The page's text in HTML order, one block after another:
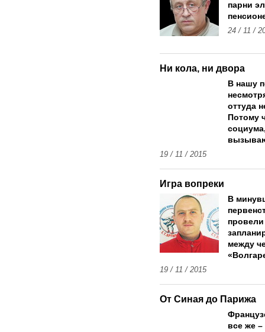
парни
24 / 11 /
Ни кола, ни двора
В нашу
оттуда
Потому
19 / 11 / 2015
Игра вопреки
В
провели
между
19 / 11 / 2015
От Синая до Парижа
все же